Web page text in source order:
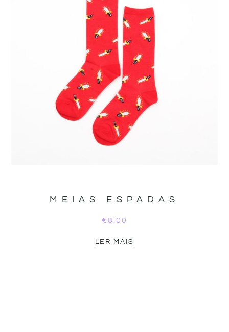
MEIAS ESPADAS
€8.00
LER MAIS